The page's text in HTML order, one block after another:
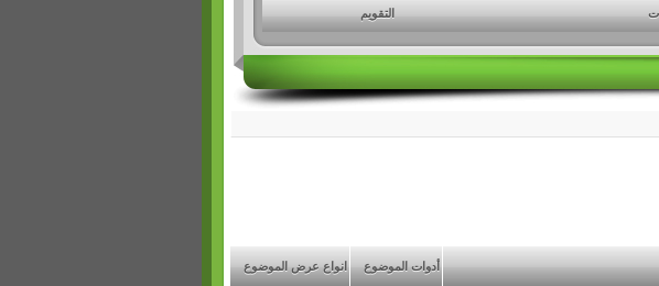
التقويم
أدوات الموضوع انواع عرض الموضوع